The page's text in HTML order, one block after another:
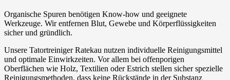
Organische Spuren benötigen Know-how und geeignete
Werkzeuge. Wir entfernen Blut, Gewebe und Körperflüssigkeiten
sicher und gründlich.
Unsere Tatortreiniger Ratekau nutzen individuelle Reinigungsmittel
und optimale Einwirkzeiten. Vor allem bei offenporigen
Oberflächen wie Holz, Textilien oder Estrich stellen sicher spezielle
Reinigungsmethoden, dass keine Rückstände in der Substanz